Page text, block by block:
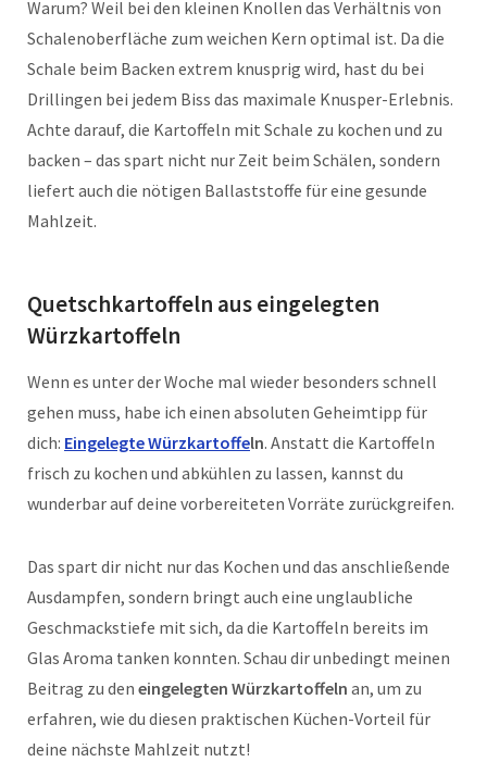
Warum? Weil bei den kleinen Knollen das Verhältnis von
Schalenoberfläche zum weichen Kern optimal ist. Da die
Schale beim Backen extrem knusprig wird, hast du bei
Drillingen bei jedem Biss das maximale Knusper-Erlebnis.
Achte darauf, die Kartoffeln mit Schale zu kochen und zu
backen – das spart nicht nur Zeit beim Schälen, sondern
liefert auch die nötigen Ballaststoffe für eine gesunde
Mahlzeit.
Quetschkartoffeln aus eingelegten
Würzkartoffeln
Wenn es unter der Woche mal wieder besonders schnell
gehen muss, habe ich einen absoluten Geheimtipp für
dich: Eingelegte Würzkartoffeln. Anstatt die Kartoffeln
frisch zu kochen und abkühlen zu lassen, kannst du
wunderbar auf deine vorbereiteten Vorräte zurückgreifen.
Das spart dir nicht nur das Kochen und das anschließende
Ausdampfen, sondern bringt auch eine unglaubliche
Geschmackstiefe mit sich, da die Kartoffeln bereits im
Glas Aroma tanken konnten. Schau dir unbedingt meinen
Beitrag zu den eingelegten Würzkartoffeln an, um zu
erfahren, wie du diesen praktischen Küchen-Vorteil für
deine nächste Mahlzeit nutzt!